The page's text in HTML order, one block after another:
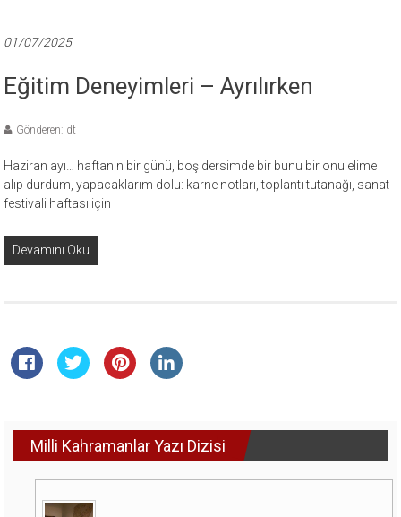
01/07/2025
Eğitim Deneyimleri – Ayrılırken
Gönderen: dt
Haziran ayı… haftanın bir günü, boş dersimde bir bunu bir onu elime
alıp durdum, yapacaklarım dolu: karne notları, toplantı tutanağı, sanat
festivali haftası için
Devamını Oku
Milli Kahramanlar Yazı Dizisi